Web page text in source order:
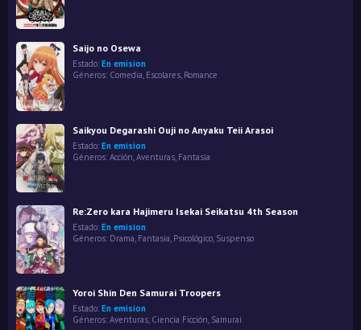
Saijo no Osewa
Estado: En emision
Géneros: Comedia, Escolares, Romance
Saikyou Degarashi Ouji no Anyaku Teii Arasoi
Estado: En emision
Géneros: Acción Aventuras Fantasía
Re:Zero kara Hajimeru Isekai Seikatsu 4th Season
Estado: En emision
Géneros: Drama, Fantasía, Psicológico, Suspenso
Yoroi Shin Den Samurai Troopers
Estado: En emision
Géneros: Aventuras, Ciencia Ficción, Samurai